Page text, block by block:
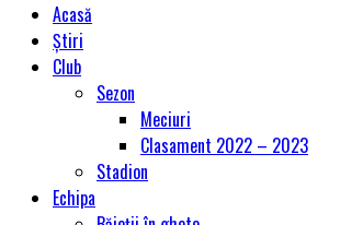
Acasă
Știri
Club
Sezon
Meciuri
Clasament 2022 – 2023
Stadion
Echipa